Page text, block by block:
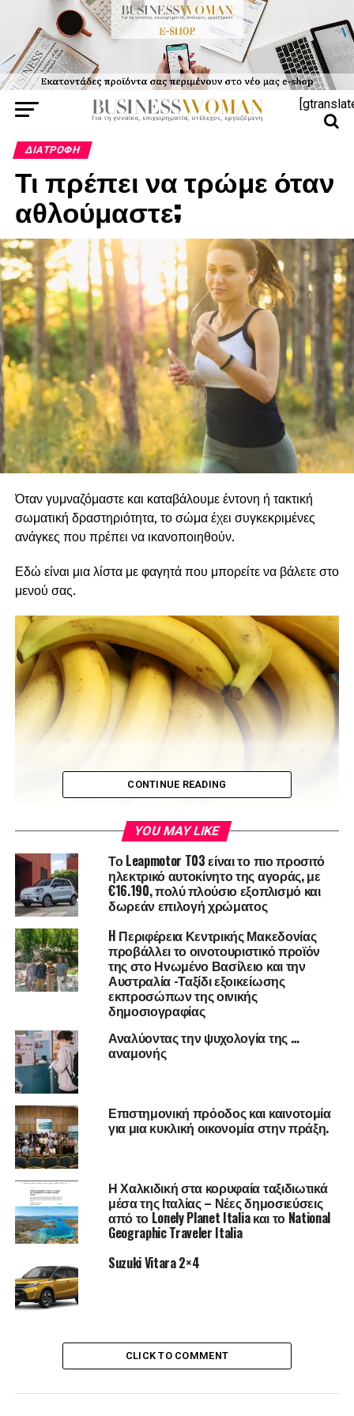
ΔΙΑΤΡΟΦΉ
Τι πρέπει να τρώμε όταν
αθλούμαστε;
Όταν γυμναζόμαστε και καταβάλουμε έντονη ή τακτική
σωματική δραστηριότητα, το σώμα έχει συγκεκριμένες
ανάγκες που πρέπει να ικανοποιηθούν.
Εδώ είναι μια λίστα με φαγητά που μπορείτε να βάλετε στο
μενού σας.
Μπανάνα
Η μπανάνα είναι πλούσια σε κάλιο, προωθεί έτσι την καλή
ανάκαμψη μετά από μια αθλητική προσπάθεια.
Προτιμήστε τις ώριμες μπανάνες γιατί ο γλυκαιμικός
δείκτης δεν είναι ο ίδιος. Όσο πιο ώριμη τρώγεται η
μπανάνα τόσο πιο πλούσια σε κάλιο είναι.
Πλιγούρι βρώμης
Το πλιγούρι βρώμης παρέχει 60 γρ. υδατανθράκων
χαμηλού γλυκαιμικού δείκτη και περίπου 12 γρ.
πρωτεΐνης ανά 100γρ. Πρέπει οπωσδήποτε να το
εντάξουν οι αθλητές στο πρωινό τους. Περιέχουν επίσης
ίνες που προάγουν την πέψη.
Λαχανικά και όσπρια
Τα λαχανικά και τα όσπρια θα πρέπει να περιλαμβάνονται
σε μια αθλητική δίαιτα, καθώς καλύπτουν τις ανάγκες σε
υδατάνθρακες, ενώ έχουν χαμηλό γλυκαιμικό δείκτη.
Ρεβίθια, φακές ή αποξηραμένα φασόλια, είναι νόστιμα,
CONTINUE READING
YOU MAY LIKE
Το Leapmotor T03 είναι το πιο προσιτό
ηλεκτρικό αυτοκίνητο της αγοράς, με
€16.190, πολύ πλούσιο εξοπλισμό και
δωρεάν επιλογή χρώματος
H Περιφέρεια Κεντρικής Μακεδονίας
προβάλλει το οινοτουριστικό προϊόν
της στο Ηνωμένο Βασίλειο και την
Αυστραλία -Ταξίδι εξοικείωσης
εκπροσώπων της οινικής
δημοσιογραφίας
Αναλύοντας την ψυχολογία της …
αναμονής
Επιστημονική πρόοδος και καινοτομία
για μια κυκλική οικονομία στην πράξη.
Η Χαλκιδική στα κορυφαία ταξιδιωτικά
μέσα της Ιταλίας – Νέες δημοσιεύσεις
από το Lonely Planet Italia και το National
Geographic Traveler Italia
Suzuki Vitara 2×4
CLICK TO COMMENT